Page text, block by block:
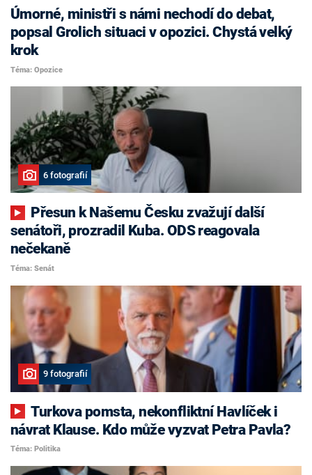
Úmorné, ministři s námi nechodí do debat,
popsal Grolich situaci v opozici. Chystá velký
krok
Téma: Opozice
6 fotografií
senátoři, prozradil Kuba. ODS reagovala
nečekaně
Téma: Senát
9 fotografií
Turkova pomsta, nekonfliktní Havlíček i
návrat Klause. Kdo může vyzvat Petra Pavla?
Téma: Politika